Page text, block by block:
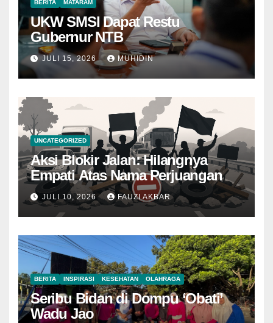
BERITA MATARAM
UKW SMSI Dapat Restu
Gubernur NTB
JULI 15, 2026 MUHIDIN
UNCATEGORIZED
Aksi Blokir Jalan: Hilangnya
Empati Atas Nama Perjuangan
JULI 10, 2026 FAUZI AKBAR
BERITA INSPIRASI KESEHATAN OLAHRAGA
Seribu Bidan di Dompu ‘Obati’
Wadu Jao